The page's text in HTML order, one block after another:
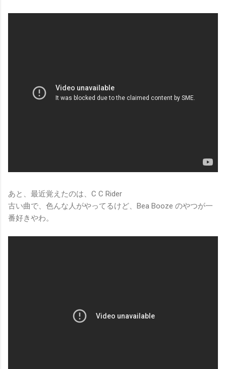
あと、最近覚えたのは、C C Rider
古い曲で、色んな人がやってるけど、Bea Booze のやつが一
番好きやわ。